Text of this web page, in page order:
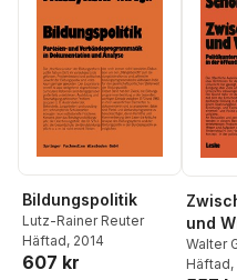
Bildungspolitik
Lutz-Rainer Reuter
Häftad, 2014
607 kr
und
Walter
Häftad